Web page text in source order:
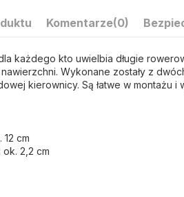
Komentarze(0)
każdego kto uwielbia długie
Wykonane zostały z
kierownicy. Są łatwe w montażu i
12 cm
2,2 cm